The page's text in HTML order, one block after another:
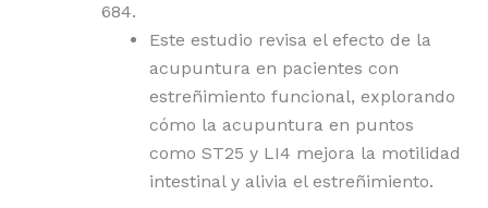
684.
Este estudio revisa el efecto de la
acupuntura en pacientes con
estreñimiento funcional, explorando
cómo la acupuntura en puntos
como ST25 y LI4 mejora la motilidad
intestinal y alivia el estreñimiento.